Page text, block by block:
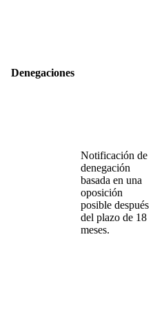
Denegaciones
Notificación de
denegación
basada en una
oposición
posible después
del plazo de 18
meses.